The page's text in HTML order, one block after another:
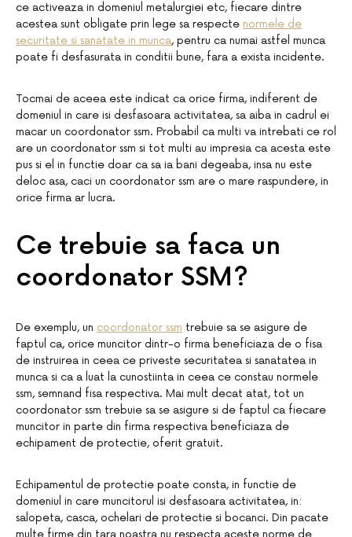
ce activeaza in domeniul metalurgiei etc, fiecare dintre
acestea sunt obligate prin lege sa respecte normele de
securitate si sanatate in munca, pentru ca numai astfel munca
poate fi desfasurata in conditii bune, fara a exista incidente.
Tocmai de aceea este indicat ca orice firma, indiferent de
domeniul in care isi desfasoara activitatea, sa aiba in cadrul ei
macar un coordonator ssm. Probabil ca multi va intrebati ce rol
are un coordonator ssm si tot multi au impresia ca acesta este
pus si el in functie doar ca sa ia bani degeaba, insa nu este
deloc asa, caci un coordonator ssm are o mare raspundere, in
orice firma ar lucra.
Ce trebuie sa faca un
coordonator SSM?
De exemplu, un coordonator ssm trebuie sa se asigure de
faptul ca, orice muncitor dintr-o firma beneficiaza de o fisa
de instruirea in ceea ce priveste securitatea si sanatatea in
munca si ca a luat la cunostiinta in ceea ce constau normele
ssm, semnand fisa respectiva. Mai mult decat atat, tot un
coordonator ssm trebuie sa se asigure si de faptul ca fiecare
muncitor in parte din firma respectiva beneficiaza de
echipament de protectie, oferit gratuit.
Echipamentul de protectie poate consta, in functie de
domeniul in care muncitorul isi desfasoara activitatea, in:
salopeta, casca, ochelari de protectie si bocanci. Din pacate